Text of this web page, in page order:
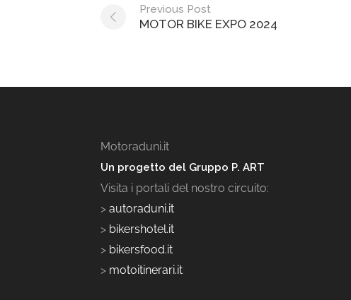
Post
navigation
Previous Post
MOTOR BIKE EXPO 2024
Motoraduni.it
Un progetto del Gruppo P. ART
Visita i portali del nostro circuito:
> autoraduni.it
> bikershotel.it
> bikersfood.it
> motoitinerari.it